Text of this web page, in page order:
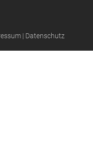
| Datenschutz